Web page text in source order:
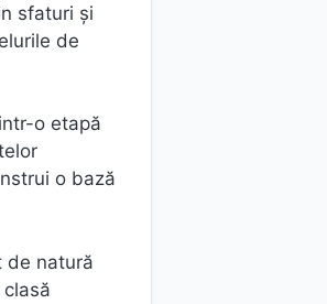
sfaturi şi
de
o etapă
o bază
de natură